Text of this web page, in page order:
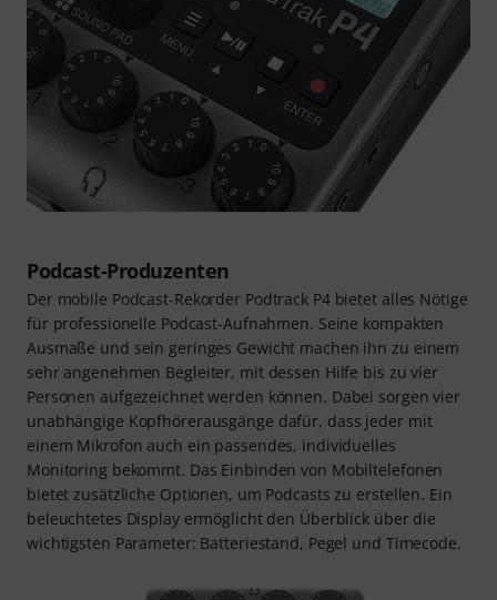
Podcast-Produzenten
Der mobile Podcast-Rekorder Podtrack P4 bietet alles Nötige
für professionelle Podcast-Aufnahmen. Seine kompakten
Ausmaße und sein geringes Gewicht machen ihn zu einem
sehr angenehmen Begleiter, mit dessen Hilfe bis zu vier
Personen aufgezeichnet werden können. Dabei sorgen vier
unabhängige Kopfhörerausgänge dafür, dass jeder mit
einem Mikrofon auch ein passendes, individuelles
Monitoring bekommt. Das Einbinden von Mobiltelefonen
bietet zusätzliche Optionen, um Podcasts zu erstellen. Ein
beleuchtetes Display ermöglicht den Überblick über die
wichtigsten Parameter: Batteriestand, Pegel und Timecode.